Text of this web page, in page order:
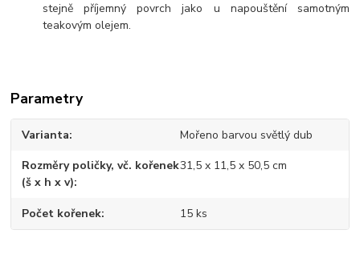
stejně příjemný povrch jako u napouštění samotným
teakovým olejem.
Parametry
Varianta Mořeno barvou světlý dub
Rozměry poličky, vč. kořenek
(š x h x v)
31,5 x 11,5 x 50,5 cm
Počet kořenek 15 ks